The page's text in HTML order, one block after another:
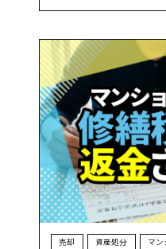
売却 資産処分 マン